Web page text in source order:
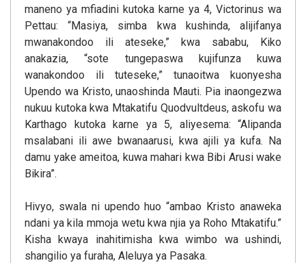
maneno ya mfiadini kutoka karne ya 4, Victorinus wa
Pettau: “Masiya, simba kwa kushinda, alijifanya
mwanakondoo ili ateseke,” kwa sababu, Kiko
anakazia, “sote tungepaswa kujifunza kuwa
wanakondoo ili tuteseke,” tunaoitwa kuonyesha
Upendo wa Kristo, unaoshinda Mauti. Pia inaongezwa
nukuu kutoka kwa Mtakatifu Quodvultdeus, askofu wa
Karthago kutoka karne ya 5, aliyesema: “Alipanda
msalabani ili awe bwanaarusi, kwa ajili ya kufa. Na
damu yake ameitoa, kuwa mahari kwa Bibi Arusi wake
Bikira”.
Hivyo, swala ni upendo huo “ambao Kristo anaweka
ndani ya kila mmoja wetu kwa njia ya Roho Mtakatifu.”
Kisha kwaya inahitimisha kwa wimbo wa ushindi,
shangilio ya furaha, Aleluya ya Pasaka.